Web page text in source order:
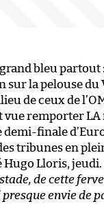
bleu partout
sur la pelouse
de ceux de
remporter
finale
tribunes en
Hugo Lloris, jeudi.
de cette
presque envie de